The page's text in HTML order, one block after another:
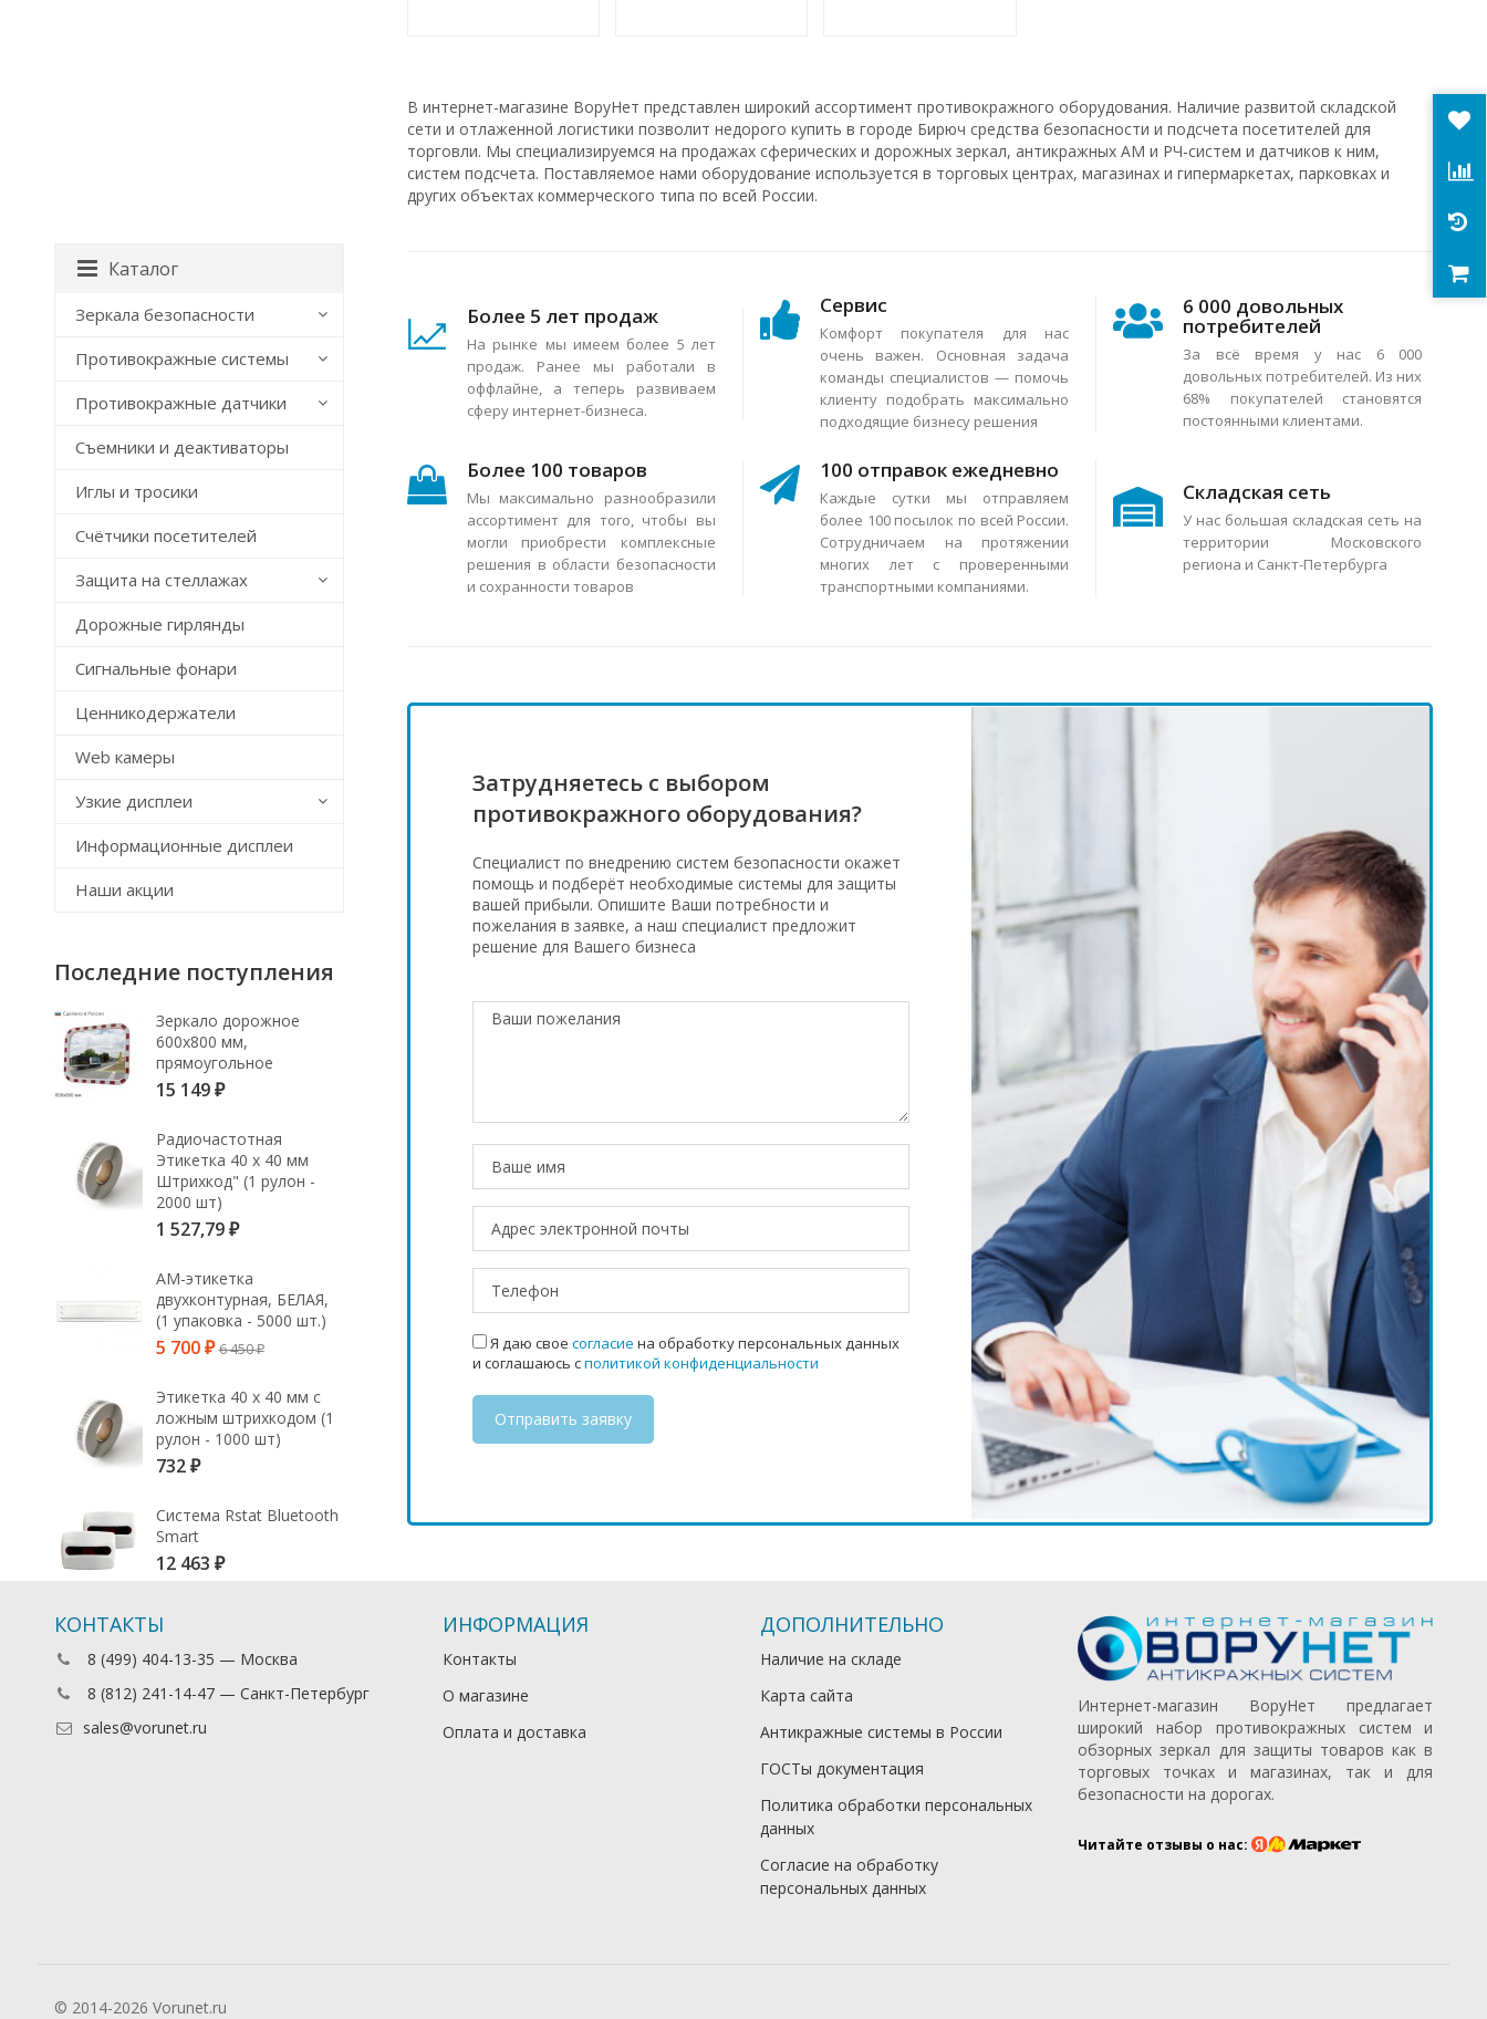
В интернет-магазине ВоруНет представлен широкий ассортимент противокражного оборудования. Наличие развитой складской
сети и отлаженной логистики позволит недорого купить в городе Бирюч средства безопасности и подсчета посетителей для
торговли. Мы специализируемся на продажах сферических и дорожных зеркал, антикражных АМ и РЧ-систем и датчиков к ним,
систем подсчета. Поставляемое нами оборудование используется в торговых центрах, магазинах и гипермаркетах, парковках и
других объектах коммерческого типа по всей России.
Более 5 лет продаж
На рынке мы имеем более 5 лет
продаж. Ранее мы работали в
оффлайне, а теперь развиваем
сферу интернет-бизнеса.
Сервис
Комфорт покупателя для нас
очень важен. Основная задача
команды специалистов — помочь
клиенту подобрать максимально
подходящие бизнесу решения
6 000 довольных
потребителей
За всё время у нас 6 000
довольных потребителей. Из них
68% покупателей становятся
постоянными клиентами.
Более 100 товаров
Мы максимально разнообразили
ассортимент для того, чтобы вы
могли приобрести комплексные
решения в области безопасности
и сохранности товаров
100 отправок ежедневно
Каждые сутки мы отправляем
более 100 посылок по всей России.
Сотрудничаем на протяжении
многих лет с проверенными
транспортными компаниями.
Складская сеть
У нас большая складская сеть на
территории Московского
региона и Санкт-Петербурга
Затрудняетесь с выбором
противокражного оборудования?
Специалист по внедрению систем безопасности окажет
помощь и подберёт необходимые системы для защиты
вашей прибыли. Опишите Ваши потребности и
пожелания в заявке, а наш специалист предложит
решение для Вашего бизнеса
Я даю свое согласие на обработку персональных данных
и соглашаюсь сполитикой конфиденциальности
Каталог
Зеркала безопасности
Противокражные системы
Противокражные датчики
Съемники и деактиваторы
Иглы и тросики
Счётчики посетителей
Защита на стеллажах
Дорожные гирлянды
Сигнальные фонари
Ценникодержатели
Web камеры
Узкие дисплеи
Информационные дисплеи
Наши акции
Последние поступления
Зеркало дорожное
600х800 мм,
прямоугольное
15 149 ₽
Радиочастотная
Этикетка 40 х 40 мм
Штрихкод" (1 рулон -
2000 шт)
1 527,79 ₽
АМ-этикетка
двухконтурная, БЕЛАЯ,
(1 упаковка - 5000 шт.)
5 700 ₽ 6 450₽
Этикетка 40 х 40 мм с
ложным штрихкодом (1
рулон - 1000 шт)
732 ₽
Система Rstat Bluetooth
Smart
12 463 ₽
КОНТАКТЫ
8 (499) 404-13-35 — Москва
8 (812) 241-14-47 — Санкт-Петербург
sales@vorunet.ru
ИНФОРМАЦИЯ
Контакты
О магазине
Оплата и доставка
ДОПОЛНИТЕЛЬНО
Наличие на складе
Карта сайта
Антикражные системы в России
ГОСТы документация
Политика обработки персональных
данных
Согласие на обработку
персональных данных
Интернет-магазин ВоруНет предлагает
широкий набор противокражных систем и
обзорных зеркал для защиты товаров как в
торговых точках и магазинах, так и для
безопасности на дорогах.
Читайте отзывы о нас:
© 2014-2026 Vorunet.ru